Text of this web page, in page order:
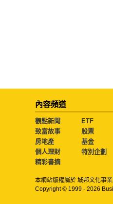
觀點新聞
致富故事
股票
房地產
基金
個人理財
特別企劃
精彩書摘
Copyright © 1999 - 2026